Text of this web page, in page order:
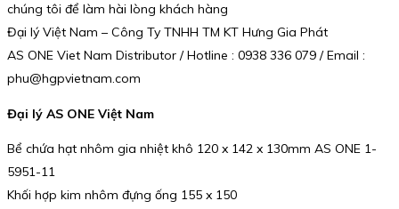
chúng tôi để làm hài lòng khách hàng
Đại lý Việt Nam – Công Ty TNHH TM KT Hưng Gia Phát
AS ONE Viet Nam Distributor / Hotline : 0938 336 079 / Email :
phu@hgpvietnam.com
Đại lý AS ONE Việt Nam
Bể chứa hạt nhôm gia nhiệt khô 120 x 142 x 130mm AS ONE 1-
5951-11
Khối hợp kim nhôm đựng ống 155 x 150